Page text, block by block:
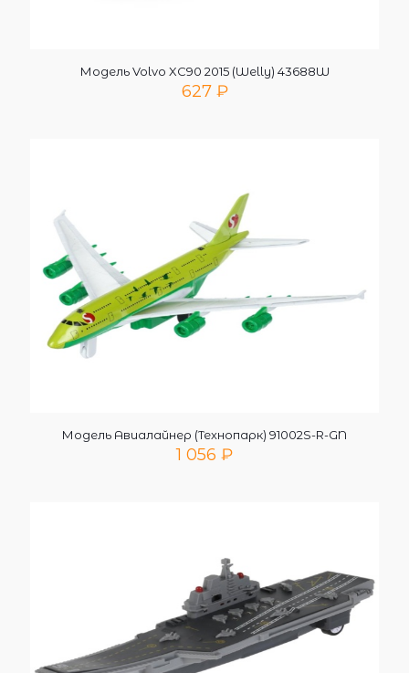
Модель Volvo XC90 2015 (Welly) 43688W
627 ₽
Модель Авиалайнер (Технопарк) 91002S-R-GN
1 056 ₽